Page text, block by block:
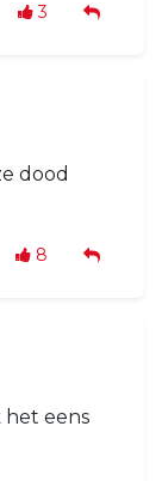
3
dood
8
het eens